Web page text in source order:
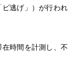
逃げ」）が行われ
時間を計測し、不